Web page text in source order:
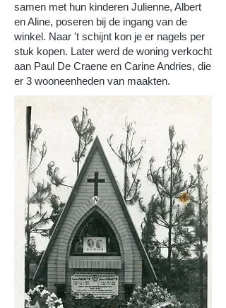
samen met hun kinderen Julienne, Albert
en Aline, poseren bij de ingang van de
winkel. Naar 't schijnt kon je er nagels per
stuk kopen. Later werd de woning verkocht
aan Paul De Craene en Carine Andries, die
er 3 wooneenheden van maakten.